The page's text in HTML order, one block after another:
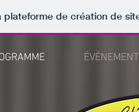
plateforme de création de